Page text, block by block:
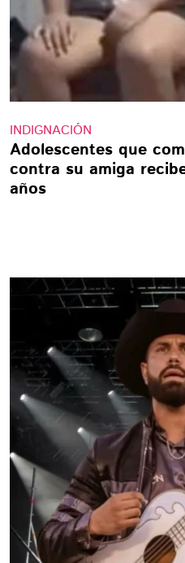
INDIGNACIÓN
Adolescentes que
contra su amiga
años